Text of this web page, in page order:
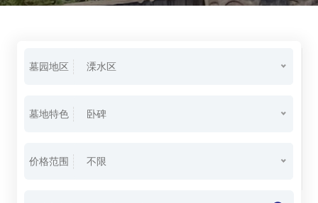
墓园地区 溧水区
墓地特色 卧碑
价格范围 不限